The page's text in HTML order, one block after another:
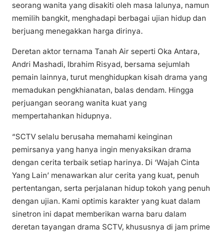
seorang wanita yang disakiti oleh masa lalunya, namun
memilih bangkit, menghadapi berbagai ujian hidup dan
berjuang menegakkan harga dirinya.
Deretan aktor ternama Tanah Air seperti Oka Antara,
Andri Mashadi, Ibrahim Risyad, bersama sejumlah
pemain lainnya, turut menghidupkan kisah drama yang
memadukan pengkhianatan, balas dendam. Hingga
perjuangan seorang wanita kuat yang
mempertahankan hidupnya.
“SCTV selalu berusaha memahami keinginan
pemirsanya yang hanya ingin menyaksikan drama
dengan cerita terbaik setiap harinya. Di ‘Wajah Cinta
Yang Lain’ menawarkan alur cerita yang kuat, penuh
pertentangan, serta perjalanan hidup tokoh yang penuh
dengan ujian. Kami optimis karakter yang kuat dalam
sinetron ini dapat memberikan warna baru dalam
deretan tayangan drama SCTV, khususnya di jam prime